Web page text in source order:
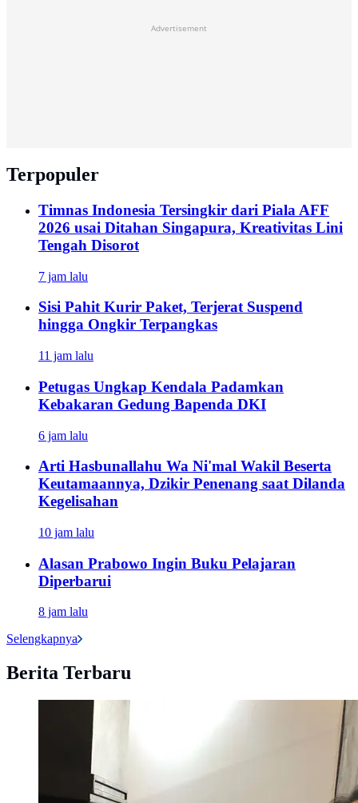
Advertisement
Terpopuler
Timnas Indonesia Tersingkir dari Piala AFF
2026 usai Ditahan Singapura, Kreativitas Lini
Tengah Disorot
7 jam lalu
Sisi Pahit Kurir Paket, Terjerat Suspend
hingga Ongkir Terpangkas
11 jam lalu
Petugas Ungkap Kendala Padamkan
Kebakaran Gedung Bapenda DKI
6 jam lalu
Arti Hasbunallahu Wa Ni'mal Wakil Beserta
Keutamaannya, Dzikir Penenang saat Dilanda
Kegelisahan
10 jam lalu
Alasan Prabowo Ingin Buku Pelajaran
Diperbarui
8 jam lalu
Selengkapnya
Berita Terbaru